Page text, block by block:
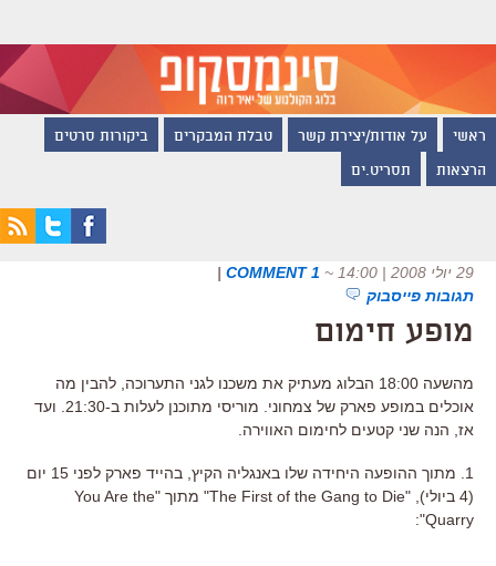
ראשי על אודות/יצירת קשר טבלת המבקרים ביקורות סרטים
הרצאות תסריט.ים
29 יולי 2008 | 14:00 ~
1 COMMENT
|
תגובות פייסבוק
מופע חימום
מהשעה 18:00 הבלוג מעתיק את משכנו לגני התערוכה, להבין מה
אוכלים במופע פארק של צמחוני. מוריסי מתוכנן לעלות ב-21:30. ועד
אז, הנה שני קטעים לחימום האווירה.
1. מתוך ההופעה היחידה שלו באנגליה הקיץ, בהייד פארק לפני 15 יום
(4 ביולי), "The First of the Gang to Die" מתוך "You Are the
Quarry":